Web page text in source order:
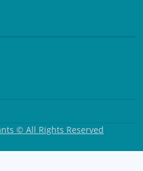
bambino con
questo workshop
non vedo l'ora di
© All Rights Reserved